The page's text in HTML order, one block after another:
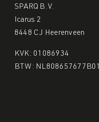
SPARQ B.V.
Icarus 2
8448 CJ Heerenveen
KVK: 01086934
BTW: NL808657677B01